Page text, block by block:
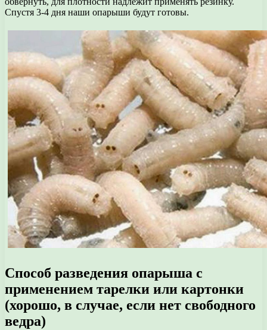
Спустя 3-4 дня наши опарыши будут готовы.
Способ разведения опарыша с
применением тарелки или картонки
(хорошо, в случае, если нет свободного
ведра)